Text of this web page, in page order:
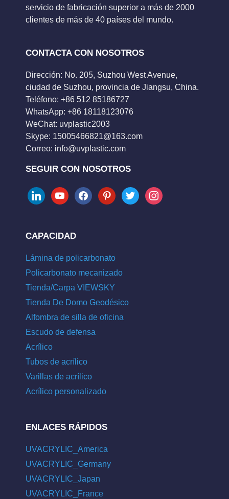
servicio de fabricación superior a más de 2000
clientes de más de 40 países del mundo.
CONTACTA CON NOSOTROS
Dirección: No. 205, Suzhou West Avenue,
ciudad de Suzhou, provincia de Jiangsu, China.
Teléfono: +86 512 85186727
WhatsApp: +86 18118123076
WeChat: uvplastic2003
Skype: 15005466821@163.com
Correo: info@uvplastic.com
SEGUIR CON NOSOTROS
linkedinyoutubefacebookpinteresttwitter instagram
CAPACIDAD
Lámina de policarbonato
Policarbonato mecanizado
Tienda/Carpa VIEWSKY
Tienda De Domo Geodésico
Alfombra de silla de oficina
Escudo de defensa
Acrílico
Tubos de acrílico
Varillas de acrílico
Acrílico personalizado
ENLACES RÁPIDOS
UVACRYLIC_America
UVACRYLIC_Germany
UVACRYLIC_Japan
UVACRYLIC_France